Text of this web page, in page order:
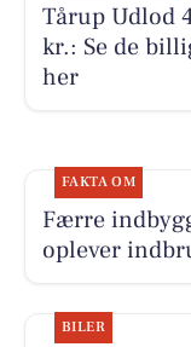
Tårup Udlod
kr.: Se de
her
FAKTA OM
Færre
oplever
BILER